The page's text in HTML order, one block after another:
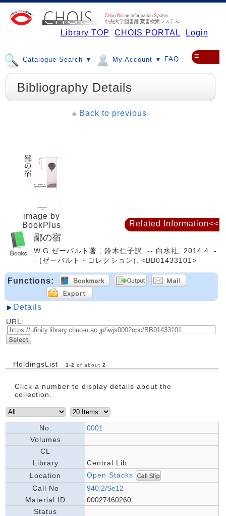
Library TOP CHOIS PORTAL Login
Catalogue Search ▼ My Account ▼ FAQ ≡
Bibliography Details
Back to previous
image by
BookPlus
鄙の宿
W.G.ゼーバルト著 ; 鈴木仁子訳. -- 白水社, 2014.4. -
- (ゼーバルト・コレクション). <BB01433101>
Functions:
Details
URL:
HoldingsList 1 -2 of about 2
Click a number to display details about the
collection.
No.
0001
Volumes
CL
Library
Central Lib.
Location
Open Stacks
Call No
940.2/Se12
Material ID
00027460260
Status
Related Information<<